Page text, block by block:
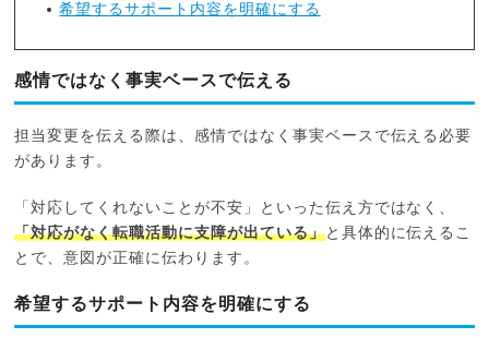
希望するサポート内容を明確にする
感情ではなく事実ベースで伝える
担当変更を伝える際は、感情ではなく事実ベースで伝える必要
があります。
「対応してくれないことが不安」といった伝え方ではなく、
「対応がなく転職活動に支障が出ている」と具体的に伝えるこ
とで、意図が正確に伝わります。
希望するサポート内容を明確にする